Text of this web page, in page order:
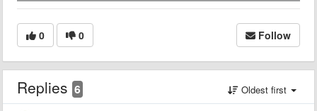
0 0 Follow
Replies 6 Oldest first